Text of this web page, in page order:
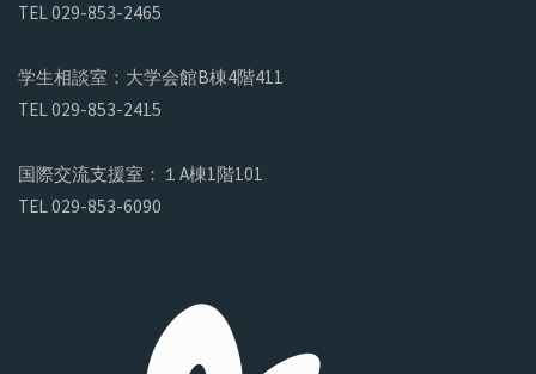
TEL 029-853-2465
学生相談室：大学会館B棟4階411
TEL 029-853-2415
国際交流支援室：１A棟1階101
TEL 029-853-6090